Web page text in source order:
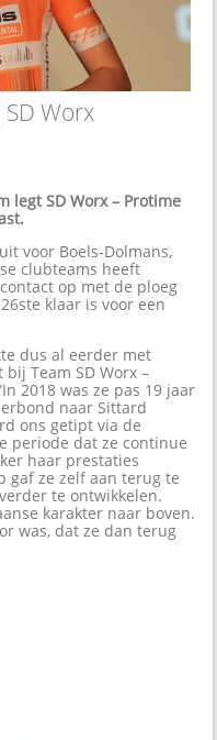
Worx
legt SD Worx – Protime
voor Boels-Dolmans,
clubteams heeft
op met de ploeg
klaar is voor een
dus al eerder met
Team SD Worx –
2018 was ze pas 19 jaar
naar Sittard
ons getipt via de
periode dat ze continue
haar prestaties
gaf ze zelf aan terug te
te ontwikkelen.
karakter naar boven.
was, dat ze dan terug